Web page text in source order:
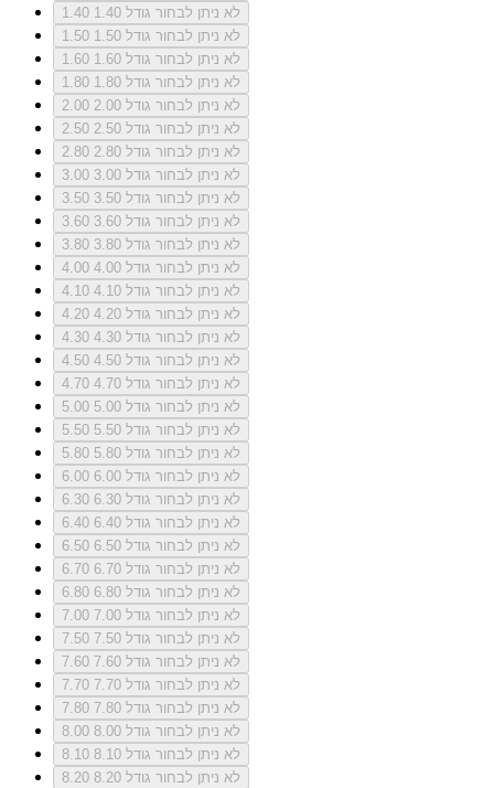
1.40
לא ניתן לבחור גודל 1.40
1.50
לא ניתן לבחור גודל 1.50
1.60
לא ניתן לבחור גודל 1.60
1.80
לא ניתן לבחור גודל 1.80
2.00
לא ניתן לבחור גודל 2.00
2.50
לא ניתן לבחור גודל 2.50
2.80
לא ניתן לבחור גודל 2.80
3.00
לא ניתן לבחור גודל 3.00
3.50
לא ניתן לבחור גודל 3.50
3.60
לא ניתן לבחור גודל 3.60
3.80
לא ניתן לבחור גודל 3.80
4.00
לא ניתן לבחור גודל 4.00
4.10
לא ניתן לבחור גודל 4.10
4.20
לא ניתן לבחור גודל 4.20
4.30
לא ניתן לבחור גודל 4.30
4.50
לא ניתן לבחור גודל 4.50
4.70
לא ניתן לבחור גודל 4.70
5.00
לא ניתן לבחור גודל 5.00
5.50
לא ניתן לבחור גודל 5.50
5.80
לא ניתן לבחור גודל 5.80
6.00
לא ניתן לבחור גודל 6.00
6.30
לא ניתן לבחור גודל 6.30
6.40
לא ניתן לבחור גודל 6.40
6.50
לא ניתן לבחור גודל 6.50
6.70
לא ניתן לבחור גודל 6.70
6.80
לא ניתן לבחור גודל 6.80
7.00
לא ניתן לבחור גודל 7.00
7.50
לא ניתן לבחור גודל 7.50
7.60
לא ניתן לבחור גודל 7.60
7.70
לא ניתן לבחור גודל 7.70
7.80
לא ניתן לבחור גודל 7.80
8.00
לא ניתן לבחור גודל 8.00
8.10
לא ניתן לבחור גודל 8.10
8.20
לא ניתן לבחור גודל 8.20